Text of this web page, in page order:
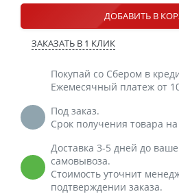
ДОБАВИТЬ В
ЗАКАЗАТЬ В 1 КЛИК
Покупай со Сбером в
Ежемесячный платеж от
Под заказ.
Срок получения товара
Доставка 3-5 дней до
самовывоза.
Стоимость уточнит
подтверждении заказа.